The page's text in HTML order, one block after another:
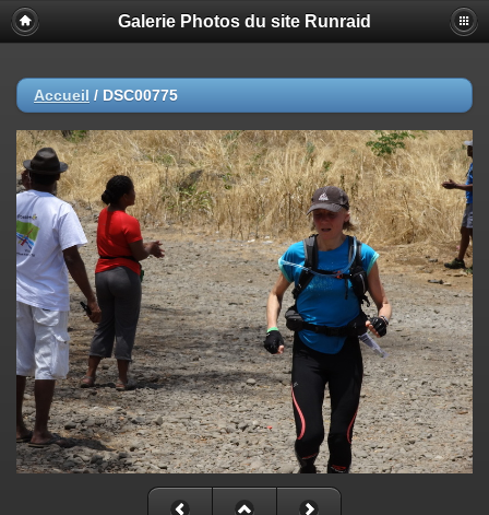
Galerie Photos du site Runraid
Accueil / DSC00775